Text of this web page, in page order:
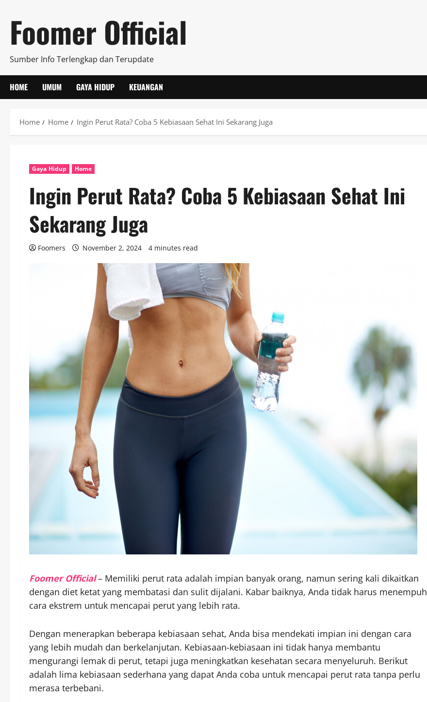
content
Foomer Official
Sumber Info Terlengkap dan Terupdate
HOME UMUM GAYA HIDUP KEUANGAN
Home Home Ingin Perut Rata? Coba 5 Kebiasaan Sehat Ini Sekarang Juga
Gaya Hidup Home
Ingin Perut Rata? Coba 5 Kebiasaan Sehat Ini
Sekarang Juga
Foomers November 2, 2024 4 minutes read
Foomer Official– Memiliki perut rata adalah impian banyak orang, namun sering kali dikaitkan
dengan diet ketat yang membatasi dan sulit dijalani. Kabar baiknya, Anda tidak harus menempuh
cara ekstrem untuk mencapai perut yang lebih rata.
Dengan menerapkan beberapa kebiasaan sehat, Anda bisa mendekati impian ini dengan cara
yang lebih mudah dan berkelanjutan. Kebiasaan-kebiasaan ini tidak hanya membantu
mengurangi lemak di perut, tetapi juga meningkatkan kesehatan secara menyeluruh. Berikut
adalah lima kebiasaan sederhana yang dapat Anda coba untuk mencapai perut rata tanpa perlu
merasa terbebani.